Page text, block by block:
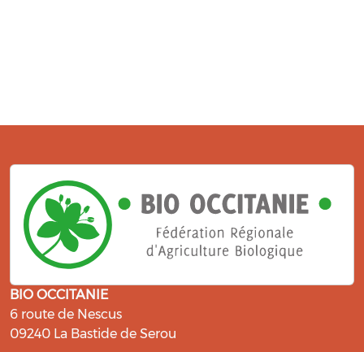
BIO OCCITANIE
6 route de Nescus
09240 La Bastide de Serou